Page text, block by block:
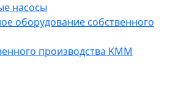
насосы
оборудование собственного
производства KMM